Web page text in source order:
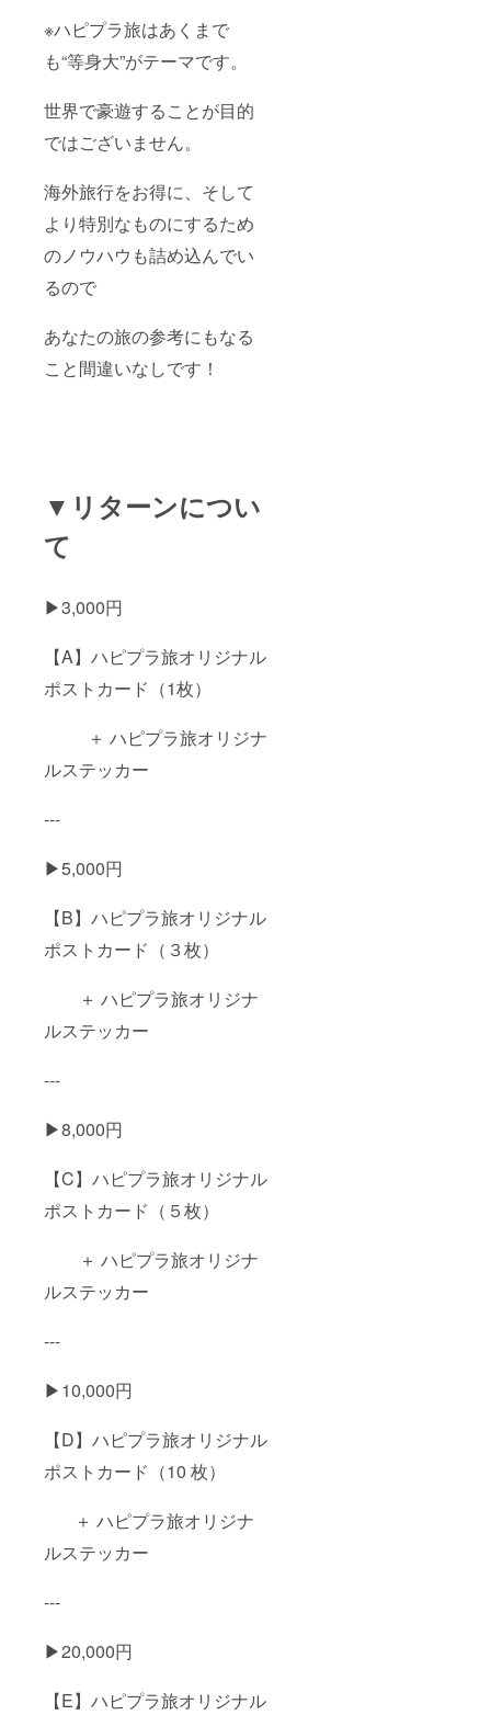
※ハピプラ旅はあくまで
も“等身大”がテーマです。
世界で豪遊することが目的
ではございません。
海外旅行をお得に、そして
より特別なものにするため
のノウハウも詰め込んでい
るので
あなたの旅の参考にもなる
こと間違いなしです！
▼リターンについ
て
▶︎3,000円
【A】ハピプラ旅オリジナル
ポストカード（1枚）
＋ ハピプラ旅オリジナ
ルステッカー
---
▶︎5,000円
【B】ハピプラ旅オリジナル
ポストカード（３枚）
＋ ハピプラ旅オリジナ
ルステッカー
---
▶︎8,000円
【C】ハピプラ旅オリジナル
ポストカード（５枚）
＋ ハピプラ旅オリジナ
ルステッカー
---
▶︎10,000円
【D】ハピプラ旅オリジナル
ポストカード（10 枚）
＋ ハピプラ旅オリジナ
ルステッカー
---
▶︎20,000円
【E】ハピプラ旅オリジナル